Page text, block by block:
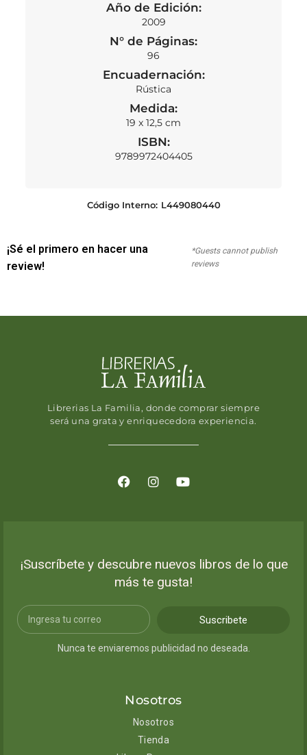
Año de Edición:
2009
N° de Páginas:
96
Encuadernación:
Rústica
Medida:
19 x 12,5 cm
ISBN:
9789972404405
Código Interno: L449080440
¡Sé el primero en hacer una
review!
*Guests cannot publish
reviews
Librerias La Familia, donde comprar siempre
será una grata y enriquecedora experiencia.
¡Suscríbete y descubre nuevos libros de lo que
más te gusta!
Suscribete
Nunca te enviaremos publicidad no deseada.
Nosotros
Nosotros
Tienda